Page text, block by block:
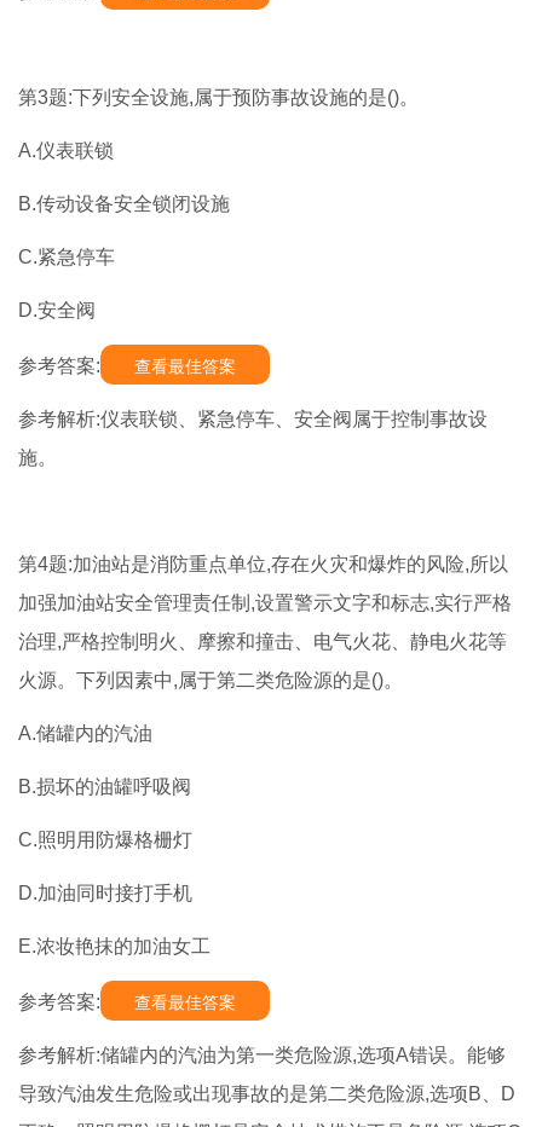
第3题:下列安全设施,属于预防事故设施的是()。
A.仪表联锁
B.传动设备安全锁闭设施
C.紧急停车
D.安全阀
参考答案: 查看最佳答案
参考解析:仪表联锁、紧急停车、安全阀属于控制事故设
施。
第4题:加油站是消防重点单位,存在火灾和爆炸的风险,所以
加强加油站安全管理责任制,设置警示文字和标志,实行严格
治理,严格控制明火、摩擦和撞击、电气火花、静电火花等
火源。下列因素中,属于第二类危险源的是()。
A.储罐内的汽油
B.损坏的油罐呼吸阀
C.照明用防爆格栅灯
D.加油同时接打手机
E.浓妆艳抹的加油女工
参考答案: 查看最佳答案
参考解析:储罐内的汽油为第一类危险源,选项A错误。能够
导致汽油发生危险或出现事故的是第二类危险源,选项B、D